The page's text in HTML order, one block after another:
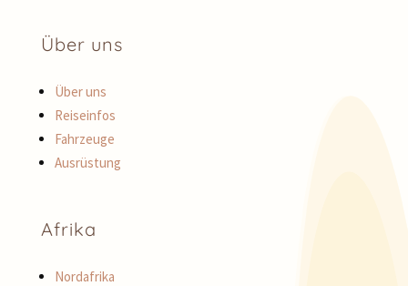
Über uns
Über uns
Reiseinfos
Fahrzeuge
Ausrüstung
Afrika
Nordafrika